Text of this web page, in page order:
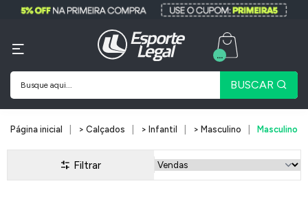
BUSCAR
...
Página inicial > Calçados > Infantil > Masculino Masculino
Filtrar